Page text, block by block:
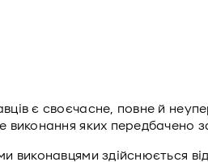
є своєчасне, повне й
виконання яких передбачено
виконавцями здійснюється